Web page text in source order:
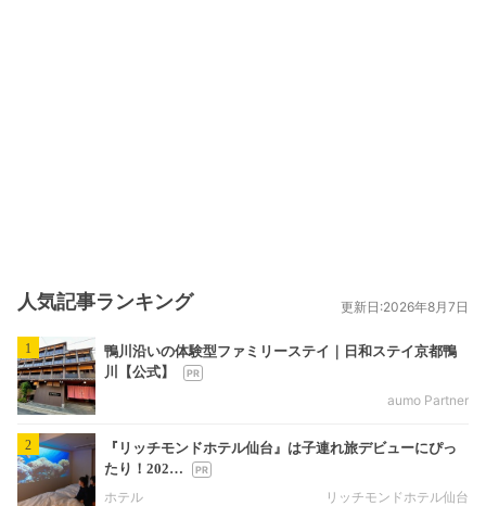
人気記事ランキング 更新日:2026年8月7日
1
鴨川沿いの体験型ファミリーステイ｜日和ステイ京都鴨
川【公式】
aumo Partner
2
『リッチモンドホテル仙台』は子連れ旅デビューにぴっ
たり！202…
ホテル
リッチモンドホテル仙台